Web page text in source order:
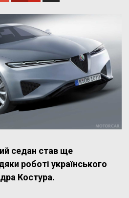
седан став ще
роботі українського
Костура.